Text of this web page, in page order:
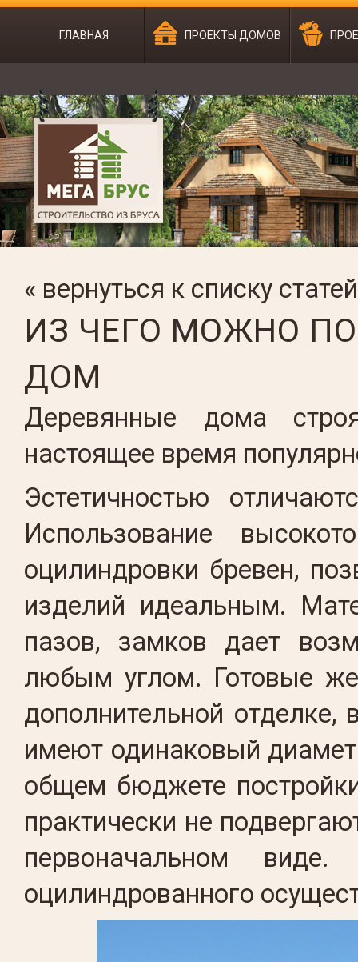
ГЛАВНАЯ ПРОЕКТЫ ДОМОВ
« вернуться к списку статей
ИЗ ЧЕГО МОЖНО
ДОМ
Деревянные дома
настоящее время
Эстетичностью
Использование
оцилиндровки бревен,
изделий идеальным.
пазов, замков дает
любым углом. Готовые
дополнительной
имеют одинаковый
общем бюджете
практически не
первоначальном
оцилиндрованного